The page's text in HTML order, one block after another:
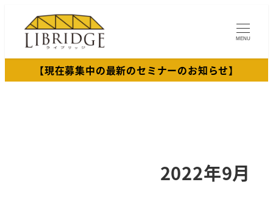
ン
MENU
【現在募集中の最新のセミナーのお知らせ】
2022年9月